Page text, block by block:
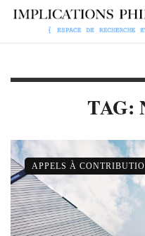
TAG:
APPELS À